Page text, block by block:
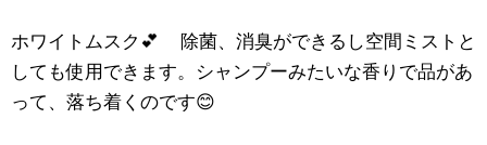
ホワイトムスク💕 除菌、消臭ができるし空間ミストと
しても使用できます。シャンプーみたいな香りで品があ
って、落ち着くのです😊